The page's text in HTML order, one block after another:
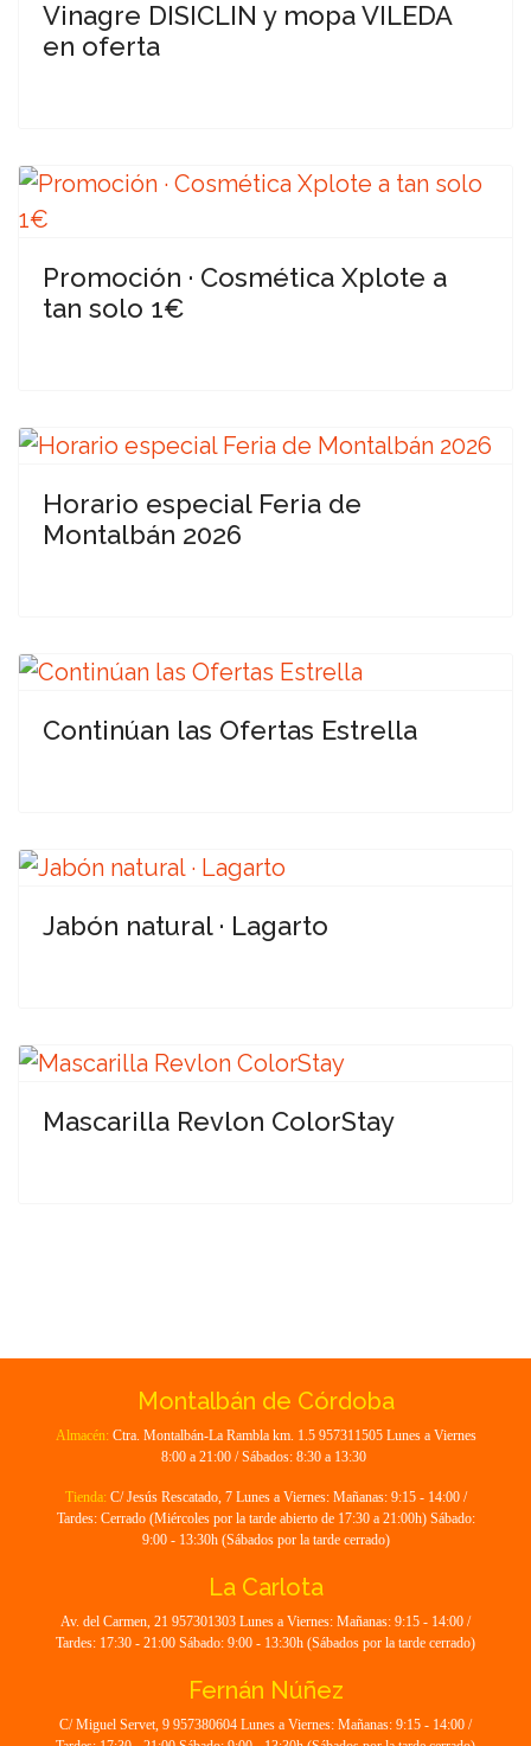
Vinagre DISICLIN y mopa VILEDA
en oferta
Promoción · Cosmética Xplote a
tan solo 1€
Horario especial Feria de
Montalbán 2026
Continúan las Ofertas Estrella
Jabón natural · Lagarto
Mascarilla Revlon ColorStay
Montalbán de Córdoba
Almacén: Ctra. Montalbán-La Rambla km. 1.5 957311505 Lunes a Viernes
8:00 a 21:00 / Sábados: 8:30 a 13:30
Tienda: C/ Jesús Rescatado, 7 Lunes a Viernes: Mañanas: 9:15 - 14:00 /
Tardes: Cerrado (Miércoles por la tarde abierto de 17:30 a 21:00h) Sábado:
9:00 - 13:30h (Sábados por la tarde cerrado)
La Carlota
Av. del Carmen, 21 957301303 Lunes a Viernes: Mañanas: 9:15 - 14:00 /
Tardes: 17:30 - 21:00 Sábado: 9:00 - 13:30h (Sábados por la tarde cerrado)
Fernán Núñez
C/ Miguel Servet, 9 957380604 Lunes a Viernes: Mañanas: 9:15 - 14:00 /